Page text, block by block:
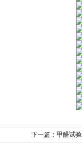
下一篇： 甲醛试